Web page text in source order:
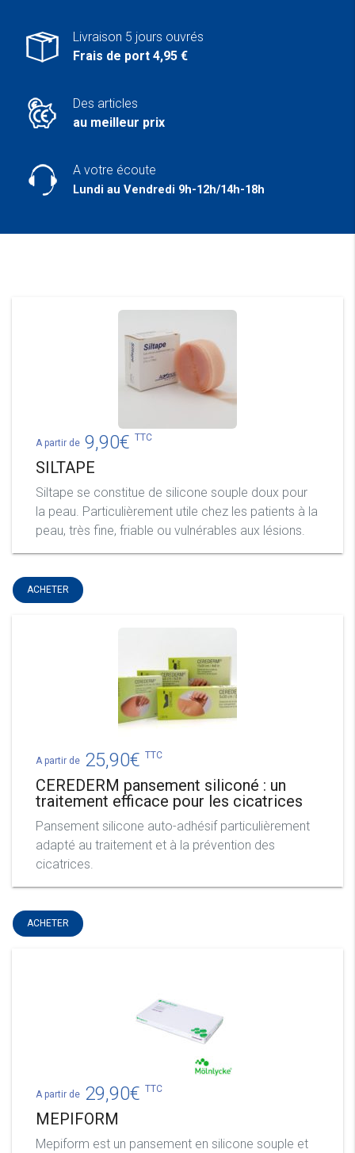
Livraison 5 jours ouvrés
Frais de port 4,95 €
Des articles
au meilleur prix
A votre écoute
Lundi au Vendredi 9h-12h/14h-18h
A partir de 9,90€ TTC
SILTAPE
Siltape se constitue de silicone souple doux pour
la peau. Particulièrement utile chez les patients à la
peau, très fine, friable ou vulnérables aux lésions.
ACHETER
A partir de 25,90€ TTC
CEREDERM pansement siliconé : un
traitement efficace pour les cicatrices
Pansement silicone auto-adhésif particulièrement
adapté au traitement et à la prévention des
cicatrices.
ACHETER
A partir de 29,90€ TTC
MEPIFORM
Mepiform est un pansement en silicone souple et